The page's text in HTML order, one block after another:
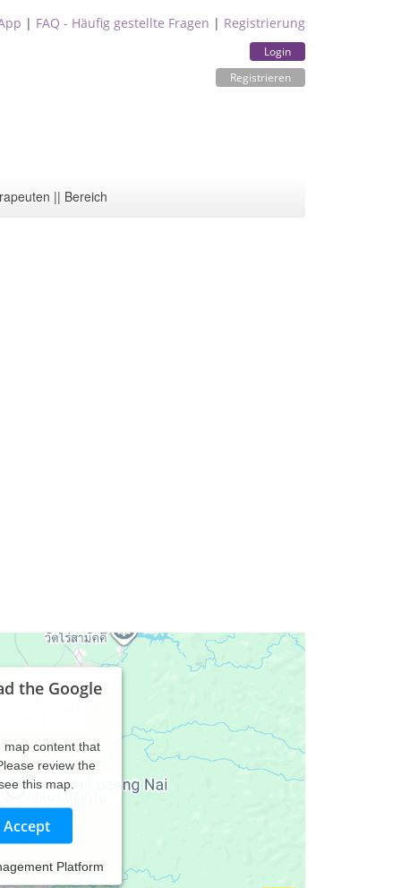
| FAQ - Häufig gestellte Fragen | Registrierung
Login
Registrieren
|| Bereich
the Google
map content that
review the
this map.
Accept
Platform